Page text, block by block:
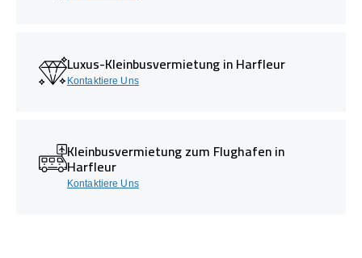
Luxus-Kleinbusvermietung in Harfleur
Kontaktiere Uns
Kleinbusvermietung zum Flughafen in
Harfleur
Kontaktiere Uns